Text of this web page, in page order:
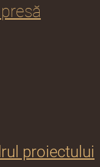
proiectului